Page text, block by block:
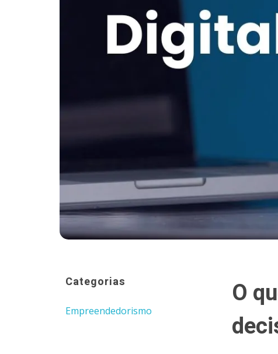
Categorias
Empreendedorismo
O